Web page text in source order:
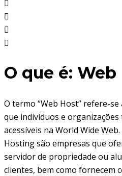
O que é:
O termo “Web Host” refere-
que indivíduos e
acessíveis na World Wide
Hosting são empresas que
servidor de propriedade ou
clientes, bem como fornecem